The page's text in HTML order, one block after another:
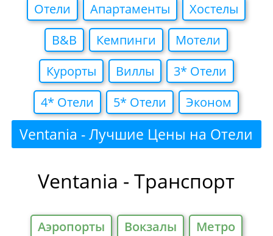
Отели Апартаменты
Хостелы
B&B
Кемпинги
Мотели
Курорты
Виллы
3* Отели
4* Отели
5* Отели Эконом
Ventania - Лучшие Цены на Отели
Ventania - Транспорт
Аэропорты Вокзалы
Метро